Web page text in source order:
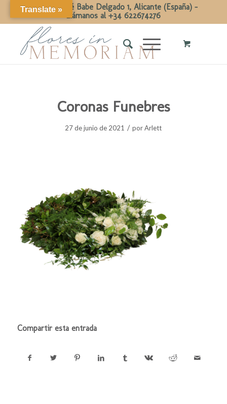
Calle Dr José Babe Delgado 1, Alicante (España) -
Llámanos al +34 622674276
Coronas Funebres
27 de junio de 2021 / porArlett
Compartir esta entrada
Translate »